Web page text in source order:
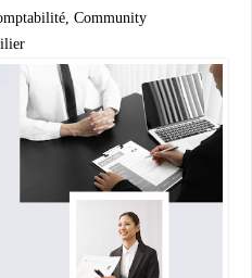
Community